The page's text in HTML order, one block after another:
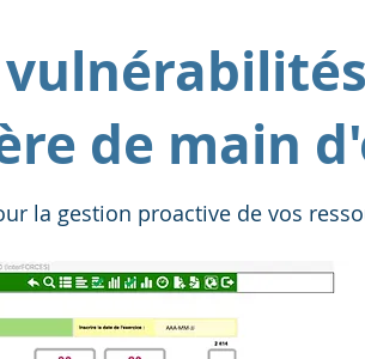
de main
la gestion proactive de vos